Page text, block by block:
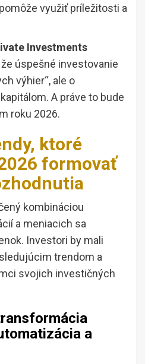
využiť príležitosti a
Investments
úspešné investovanie
výhier“, ale o
A práve to bude
roku 2026.
ktoré
formovať
kombináciou
a meniacich sa
Investori by mali
trendom a
svojich investičných
a